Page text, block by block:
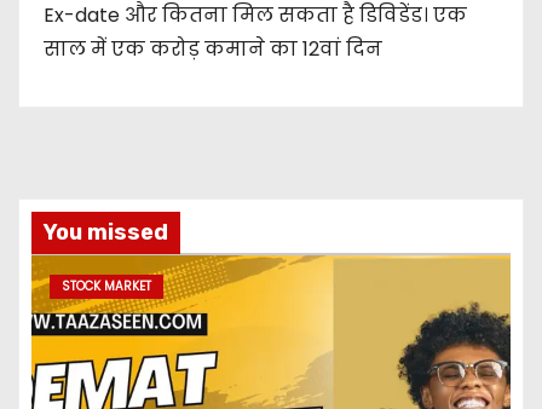
Ex-date और कितना मिल सकता है डिविडेंड। एक
साल में एक करोड़ कमाने का 12वां दिन
You missed
STOCK MARKET